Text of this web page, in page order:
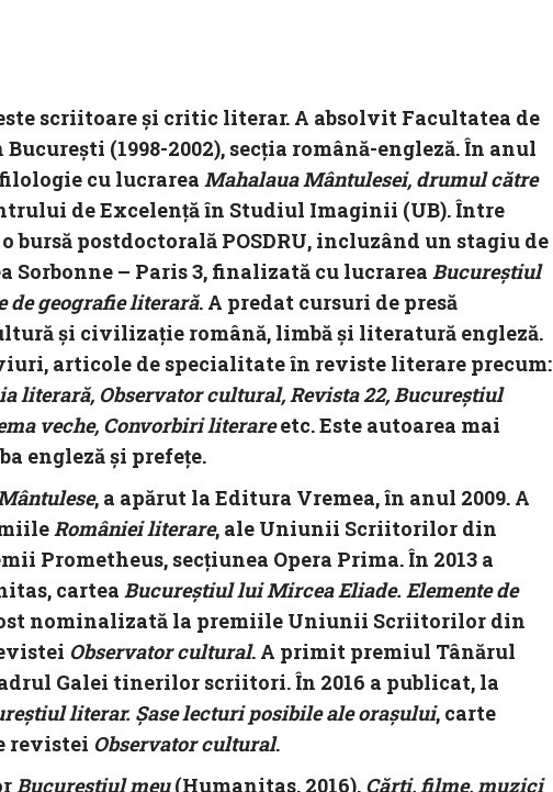
este scriitoare și critic literar. A absolvit Facultatea de
(1998-2002), secția română-engleză. În anul
cu lucrarea Mahalaua Mântulesei, drumul către
de Excelență în Studiul Imaginii (UB). Între
o bursă postdoctorală POSDRU, incluzând un stagiu de
Sorbonne – Paris 3, finalizată cu lucrarea Bucureștiul
de geografie literară. A predat cursuri de presă
și civilizație română, limbă și literatură engleză.
articole de specialitate în reviste literare precum:
literară, Observator cultural, Revista 22, Bucureştiul
veche, Convorbiri literareetc. Este autoarea mai
engleză şi prefeţe.
, a apărut la Editura Vremea, în anul 2009. A
României literare, ale Uniunii Scriitorilor din
Prometheus, secţiunea Opera Prima. În 2013 a
cartea Bucureștiul lui Mircea Eliade. Elemente de
nominalizată la premiile Uniunii Scriitorilor din
Observator cultural. A primit premiul Tânărul
Galei tinerilor scriitori. În 2016 a publicat, la
literar. Șase lecturi posibile ale orașului, carte
revistei Observator cultural.
Bucureștiul meu(Humanitas, 2016), Cărți, filme, muzici